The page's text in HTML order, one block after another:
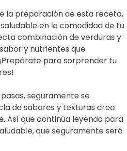
la preparación de esta receta,
en la comodidad de tu
combinación de verduras y
y nutrientes que
para sorprender tu
seguramente se
de sabores y texturas crea
Así que continúa leyendo para
que seguramente será